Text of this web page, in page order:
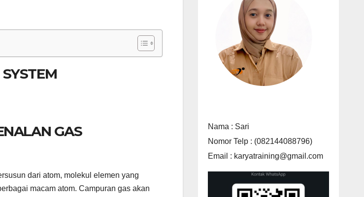
GAS
dari atom, molekul elemen yang
macam atom. Campuran gas akan
Nama : Sari
Nomor Telp : (082144088796)
Email : karyatraining@gmail.com